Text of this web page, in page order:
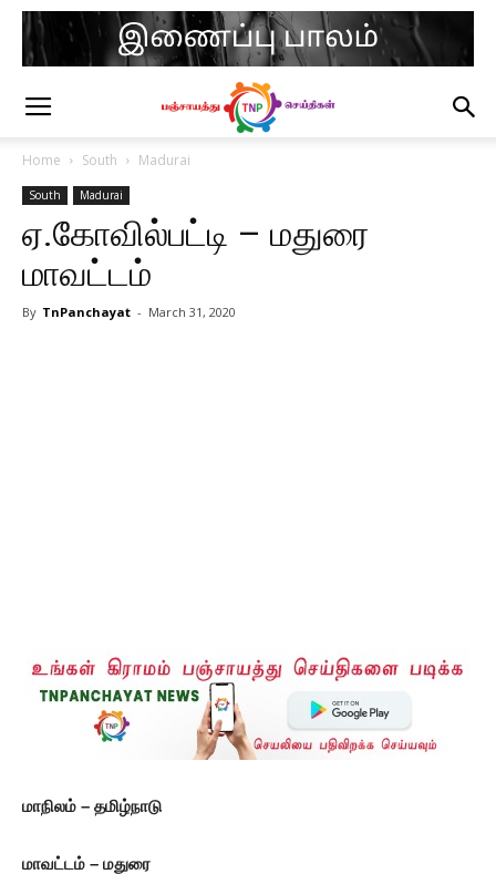
Home South Madurai
South Madurai
ஏ.கோவில்பட்டி – மதுரை
மாவட்டம்
By TnPanchayat - March 31, 2020
மாநிலம் – தமிழ்நாடு
மாவட்டம் – மதுரை